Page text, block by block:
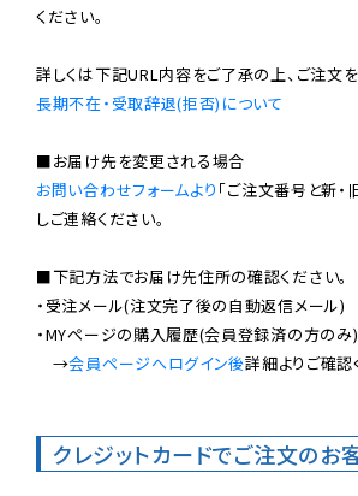
ください。
長期不在・受取辞退(拒否)について
お問い合わせフォームより 「ご注文番号と新
しご連絡ください。
■下記方法でお届け先住所の確認ください。
・受注メール(注文完了後の自動返信メール)
・MYページの購入履歴(会員登録済の方のみ)
→会員ページへログイン後詳細よりご確認
クレジットカードでご注文のお